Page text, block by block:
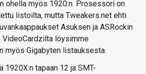
ohella myös 1920:n. Prosessori on
listoilta, mutta Tweakers.net ehti
Asuksen ja ASRockin
löysimme
myös Gigabyten listauksesta.
1920X:n tapaan 12 ja SMT-